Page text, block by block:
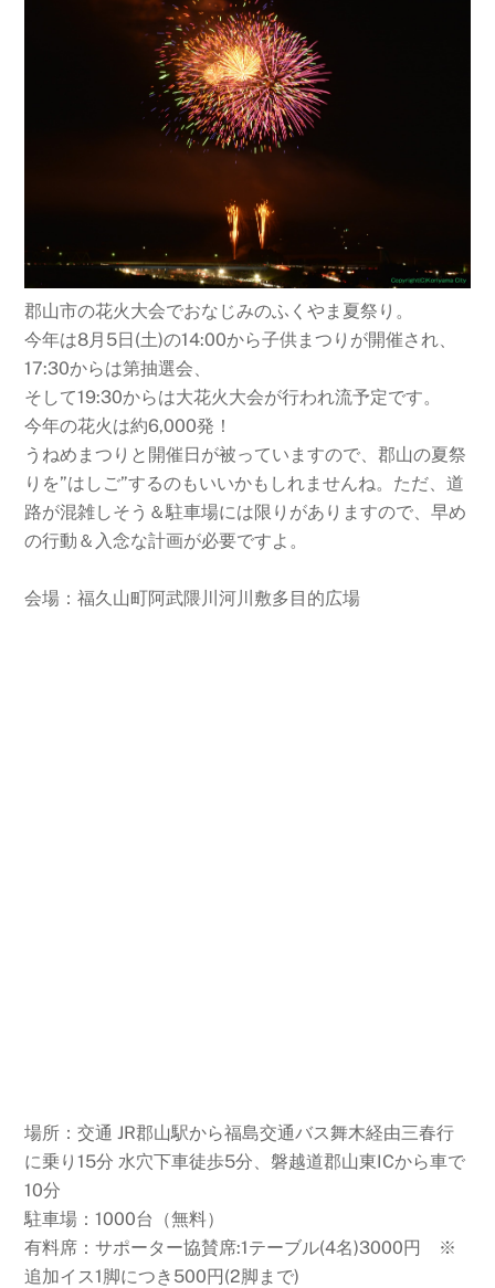
郡山市の花火大会でおなじみのふくやま夏祭り。
今年は8月5日(土)の14:00から子供まつりが開催され、
17:30からは第抽選会、
そして19:30からは大花火大会が行われ流予定です。
今年の花火は約6,000発！
うねめまつりと開催日が被っていますので、郡山の夏祭
りを”はしご”するのもいいかもしれませんね。ただ、道
路が混雑しそう＆駐車場には限りがありますので、早め
の行動＆入念な計画が必要ですよ。
会場：福久山町阿武隈川河川敷多目的広場
場所：交通 JR郡山駅から福島交通バス舞木経由三春行
に乗り15分 水穴下車徒歩5分、磐越道郡山東ICから車で
10分
駐車場：1000台（無料）
有料席：サポーター協賛席:1テーブル(4名)3000円 ※
追加イス1脚につき500円(2脚まで)